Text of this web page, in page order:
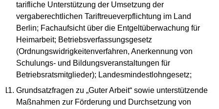
tarifliche Unterstützung der Umsetzung der
vergaberechtlichen Tariftreueverpflichtung im Land
Berlin; Fachaufsicht über die Entgeltüberwachung für
Heimarbeit; Betriebsverfassungsgesetz
(Ordnungswidrigkeitenverfahren, Anerkennung von
Schulungs- und Bildungsveranstaltungen für
Betriebsratsmitglieder); Landesmindestlohngesetz;
Grundsatzfragen zu „Guter Arbeit“ sowie unterstützende
Maßnahmen zur Förderung und Durchsetzung von